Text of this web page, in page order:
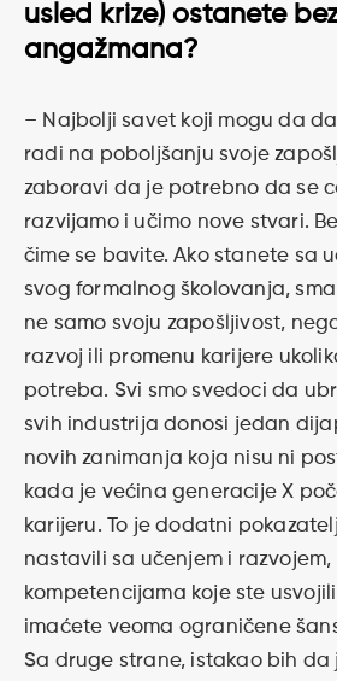
usled krize) ostanete
angažmana?
– Najbolji savet koji mogu da
radi na poboljšanju svoje
zaboravi da je potrebno da se
razvijamo i učimo nove stvari.
čime se bavite. Ako stanete sa
svog formalnog školovanja,
ne samo svoju zapošljivost,
razvoj ili promenu karijere
potreba. Svi smo svedoci da
svih industrija donosi jedan
novih zanimanja koja nisu ni
kada je većina generacije X
karijeru. To je dodatni
nastavili sa učenjem i razvojem,
kompetencijama koje ste
imaćete veoma ograničene
Sa druge strane, istakao bih